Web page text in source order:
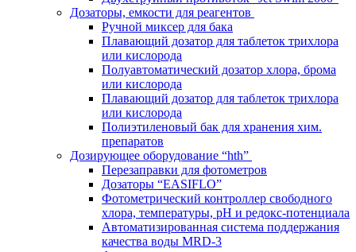
Дозаторы, емкости для реагентов
Ручной миксер для бака
Плавающий дозатор для таблеток трихлора
или кислорода
Полуавтоматический дозатор хлора, брома
или кислорода
Плавающий дозатор для таблеток трихлора
или кислорода
Полиэтиленовый бак для хранения хим.
препаратов
Дозирующее оборудование “hth”
Перезаправки для фотометров
Дозаторы “EASIFLO”
Фотометрический контроллер свободного
хлора, температуры, рН и редокс-потенциала
Автоматизированная система поддержания
качества воды MRD-3